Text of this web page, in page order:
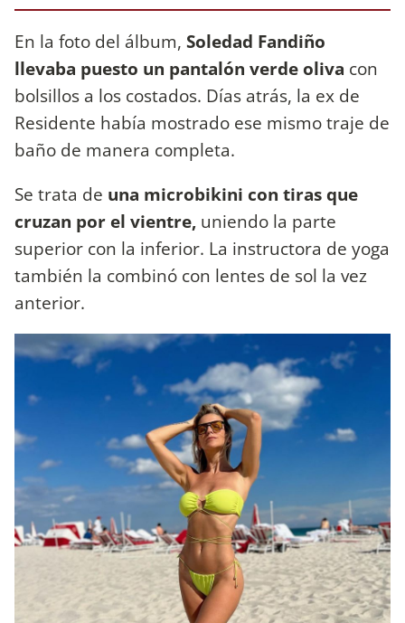
En la foto del álbum, Soledad Fandiño
llevaba puesto un pantalón verde oliva con
bolsillos a los costados. Días atrás, la ex de
Residente había mostrado ese mismo traje de
baño de manera completa.
Se trata de una microbikini con tiras que
cruzan por el vientre, uniendo la parte
superior con la inferior. La instructora de yoga
también la combinó con lentes de sol la vez
anterior.